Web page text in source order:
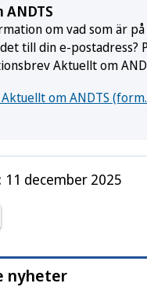
om vad som är
till din e-postadress?
Aktuellt om
om ANDTS
11 december 2025
nyheter